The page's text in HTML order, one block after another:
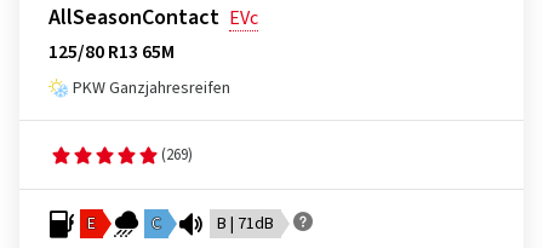
AllSeasonContact EVc
125/80 R13 65M
PKW Ganzjahresreifen
(269)
E C B | 71dB